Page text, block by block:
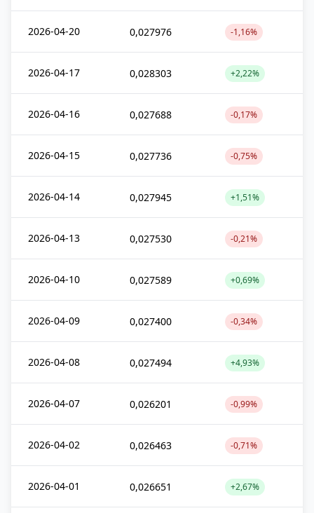
2026-04-20 0,027976 -1,16%
2026-04-17 0,028303 +2,22%
2026-04-16 0,027688 -0,17%
2026-04-15 0,027736 -0,75%
2026-04-14 0,027945 +1,51%
2026-04-13 0,027530 -0,21%
2026-04-10 0,027589 +0,69%
2026-04-09 0,027400 -0,34%
2026-04-08 0,027494 +4,93%
2026-04-07 0,026201 -0,99%
2026-04-02 0,026463 -0,71%
2026-04-01 0,026651 +2,67%